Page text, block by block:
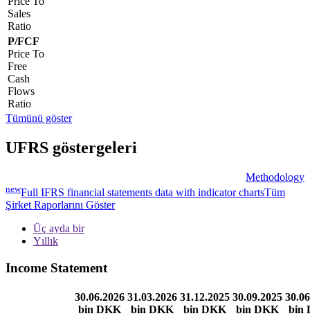
Sales
Ratio
P/FCF
Price To
Free
Cash
Flows
Ratio
Tümünü göster
UFRS göstergeleri
Methodology
newFull IFRS financial statements data with indicator chartsTüm
Şirket Raporlarını Göster
Üç ayda bir
Yıllık
Income Statement
30.06.2026
bin DKK
31.03.2026
bin DKK
31.12.2025
bin DKK
30.09.2025
bin DKK
bin